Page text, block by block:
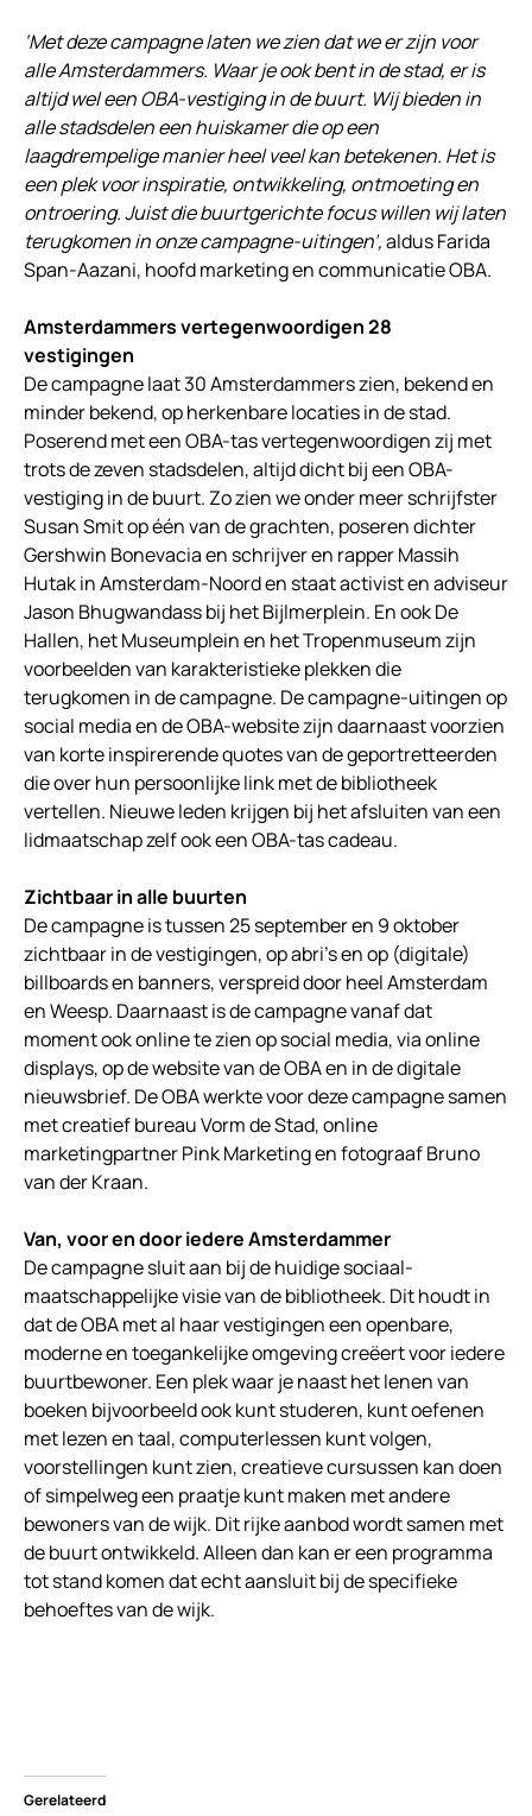
‘Met deze campagne laten we zien dat we er zijn voor
alle Amsterdammers. Waar je ook bent in de stad, er is
altijd wel een OBA-vestiging in de buurt. Wij bieden in
alle stadsdelen een huiskamer die op een
laagdrempelige manier heel veel kan betekenen. Het is
een plek voor inspiratie, ontwikkeling, ontmoeting en
ontroering. Juist die buurtgerichte focus willen wij laten
terugkomen in onze campagne-uitingen’,aldus Farida
Span-Aazani, hoofd marketing en communicatie OBA.
Amsterdammers vertegenwoordigen 28
vestigingen
De campagne laat 30 Amsterdammers zien, bekend en
minder bekend, op herkenbare locaties in de stad.
Poserend met een OBA-tas vertegenwoordigen zij met
trots de zeven stadsdelen, altijd dicht bij een OBA-
vestiging in de buurt. Zo zien we onder meer schrijfster
Susan Smit op één van de grachten, poseren dichter
Gershwin Bonevacia en schrijver en rapper Massih
Hutak in Amsterdam-Noord en staat activist en adviseur
Jason Bhugwandass bij het Bijlmerplein. En ook De
Hallen, het Museumplein en het Tropenmuseum zijn
voorbeelden van karakteristieke plekken die
terugkomen in de campagne. De campagne-uitingen op
social media en de OBA-website zijn daarnaast voorzien
van korte inspirerende quotes van de geportretteerden
die over hun persoonlijke link met de bibliotheek
vertellen. Nieuwe leden krijgen bij het afsluiten van een
lidmaatschap zelf ook een OBA-tas cadeau.
Zichtbaar in alle buurten
De campagne is tussen 25 september en 9 oktober
zichtbaar in de vestigingen, op abri’s en op (digitale)
billboards en banners, verspreid door heel Amsterdam
en Weesp. Daarnaast is de campagne vanaf dat
moment ook online te zien op social media, via online
displays, op de website van de OBA en in de digitale
nieuwsbrief. De OBA werkte voor deze campagne samen
met creatief bureau Vorm de Stad, online
marketingpartner Pink Marketing en fotograaf Bruno
van der Kraan.
Van, voor en door iedere Amsterdammer
De campagne sluit aan bij de huidige sociaal-
maatschappelijke visie van de bibliotheek. Dit houdt in
dat de OBA met al haar vestigingen een openbare,
moderne en toegankelijke omgeving creëert voor iedere
buurtbewoner. Een plek waar je naast het lenen van
boeken bijvoorbeeld ook kunt studeren, kunt oefenen
met lezen en taal, computerlessen kunt volgen,
voorstellingen kunt zien, creatieve cursussen kan doen
of simpelweg een praatje kunt maken met andere
bewoners van de wijk. Dit rijke aanbod wordt samen met
de buurt ontwikkeld. Alleen dan kan er een programma
tot stand komen dat echt aansluit bij de specifieke
behoeftes van de wijk.
Gerelateerd